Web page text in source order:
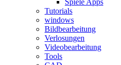
Spiele Apps
Tutorials
windows
Bildbearbeitung
Verlosungen
Videobearbeitung
Tools